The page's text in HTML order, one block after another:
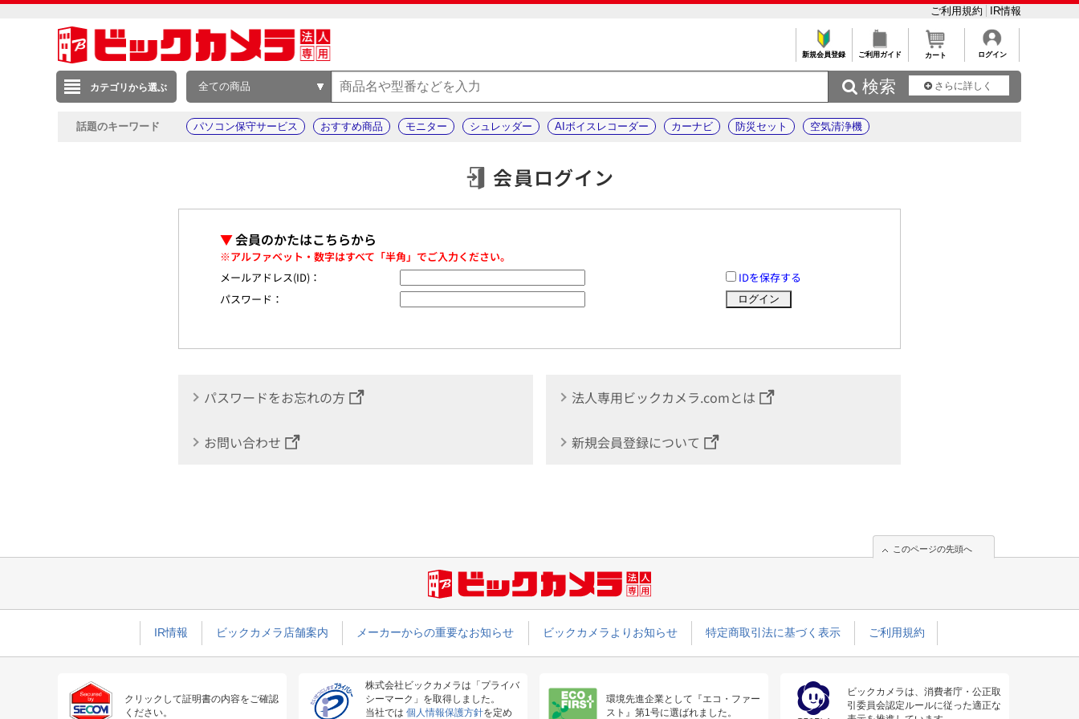
ご利用規約 IR情報
新規会員登録 ご利用ガイド カート ログイン
カテゴリから選ぶ 全ての商品  検索 さらに詳しく
話題のキーワード パソコン保守サービス おすすめ商品 モニター シュレッダー AIボイスレコーダー カーナビ 防災セット 空気清浄機
会員ログイン
▼会員のかたはこちらから
※アルファベット・数字はすべて「半角」でご入力ください。
メールアドレス(ID)：
IDを保存する
パスワード：
パスワードをお忘れの方 法人専用ビックカメラ.comとは
お問い合わせ 新規会員登録について
このページの先頭へ
IR情報 ビックカメラ店舗案内 メーカーからの重要なお知らせ ビックカメラよりお知らせ 特定商取引法に基づく表示 ご利用規約
クリックして証明書の内容をご確認
ください。
株式会社ビックカメラは「プライバ
シーマーク」を取得しました。
当社では 個人情報保護方針を定め
環境先進企業として『エコ・ファー
スト』第1号に選ばれました。
ビックカメラは、消費者庁・公正取
引委員会認定ルールに従った適正な